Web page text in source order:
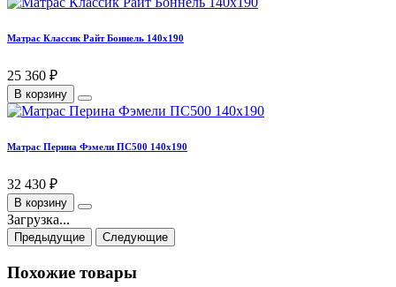
Матрас Классик Райт Боннель 140х190
25 360 ₽
В корзину
Матрас Перина Фэмели ПС500 140х190
32 430 ₽
В корзину
Загрузка...
Предыдущие Следующие
Похожие товары